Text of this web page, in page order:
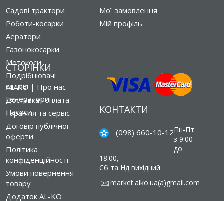
Садові трактори
Роботи-косарки
Аератори
Газонокосарки
Мотокоси
Подрібнювачі
садові
Генератори
Насоси
СТОРІНКИ
AL-KO | Про нас
Доставка і оплата
Гарантія та сервіс
Договір публічної
оферти
Політика
конфіденційності
Умови повернення
товару
Додаток AL-KO
Мої замовлення
Мій профіль
КОНТАКТИ
(098) 660-10-12Пн-Пт.
з 9:00
до
18:00,
Сб та Нд вихідний
market.alko.ua(a)gmail.com